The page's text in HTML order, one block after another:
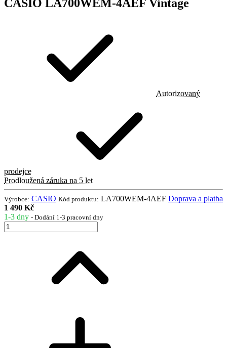
CASIO LA700WEM-4AEF Vintage
Autorizovaný
prodejce
Prodloužená záruka na 5 let
Výrobce: CASIO Kód produktu: LA700WEM-4AEF Doprava a platba
1 490 Kč
1-3 dny - Dodání 1-3 pracovní dny